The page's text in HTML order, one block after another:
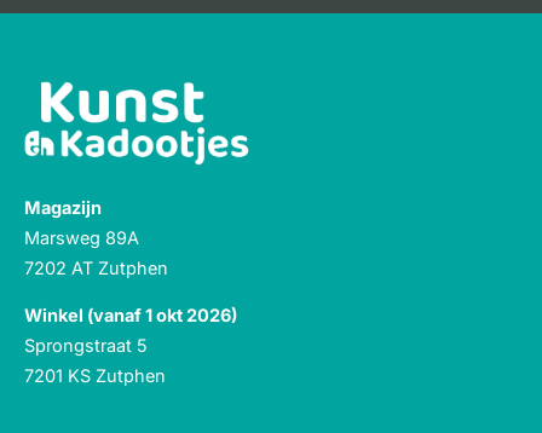
Magazijn
Marsweg 89A
7202 AT Zutphen
Winkel (vanaf 1 okt 2026)
Sprongstraat 5
7201 KS Zutphen